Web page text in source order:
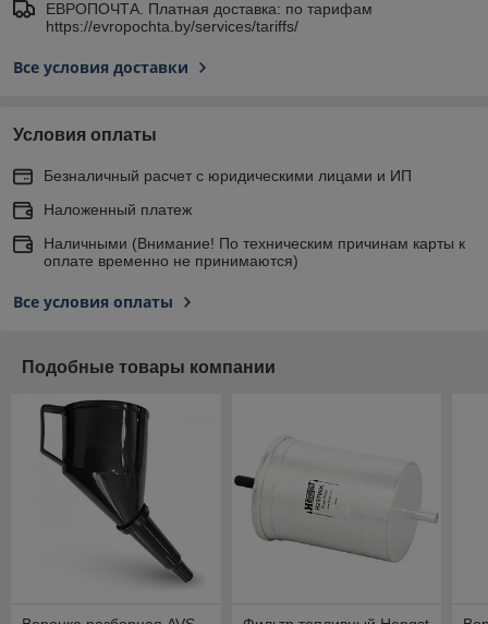
ЕВРОПОЧТА. Платная доставка: по тарифам
https://evropochta.by/services/tariffs/
Все условия доставки
Условия оплаты
Безналичный расчет с юридическими лицами и ИП
Наложенный платеж
Наличными (Внимание! По техническим причинам карты к
оплате временно не принимаются)
Все условия оплаты
Подобные товары компании